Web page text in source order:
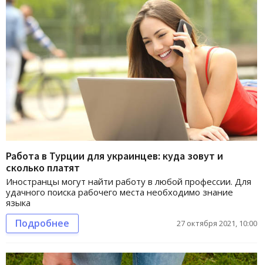
Работа в Турции для украинцев: куда зовут и
сколько платят
Иностранцы могут найти работу в любой профессии. Для
удачного поиска рабочего места необходимо знание
языка
Подробнее 27 октября 2021, 10:00